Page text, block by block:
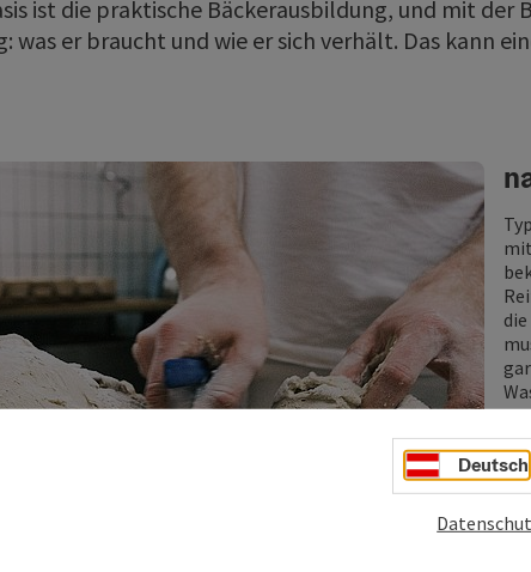
ist die praktische Bäckerausbildung, und mit
was er braucht und wie er sich verhält. Das kann
Deutsch